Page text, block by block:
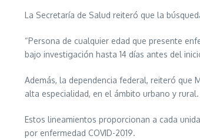
La Secretaría de Salud reiteró que la
“Persona de cualquier edad que presente
bajo investigación hasta 14 días antes del
Además, la dependencia federal, reiteró que
alta especialidad, en el ámbito urbano y rural.
Estos lineamientos proporcionan a cada
por enfermedad COVID-2019.